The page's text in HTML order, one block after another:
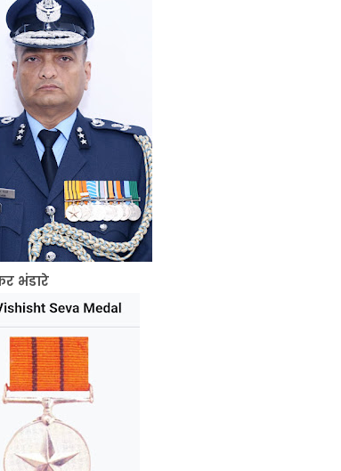
भंडारे